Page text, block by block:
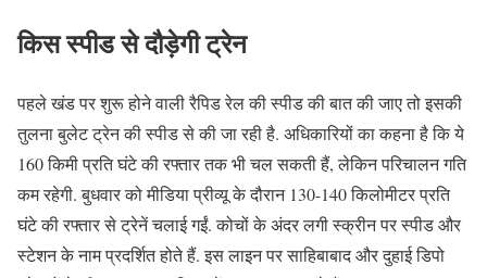
किस स्पीड से दौड़ेगी ट्रेन
पहले खंड पर शुरू होने वाली रैपिड रेल की स्पीड की बात की जाए तो इसकी
तुलना बुलेट ट्रेन की स्पीड से की जा रही है. अधिकारियों का कहना है कि ये
160 किमी प्रति घंटे की रफ्तार तक भी चल सकती हैं, लेकिन परिचालन गति
कम रहेगी. बुधवार को मीडिया प्रीव्यू के दौरान 130-140 किलोमीटर प्रति
घंटे की रफ्तार से ट्रेनें चलाई गईं. कोचों के अंदर लगी स्क्रीन पर स्पीड और
स्टेशन के नाम प्रदर्शित होते हैं. इस लाइन पर साहिबाबाद और दुहाई डिपो